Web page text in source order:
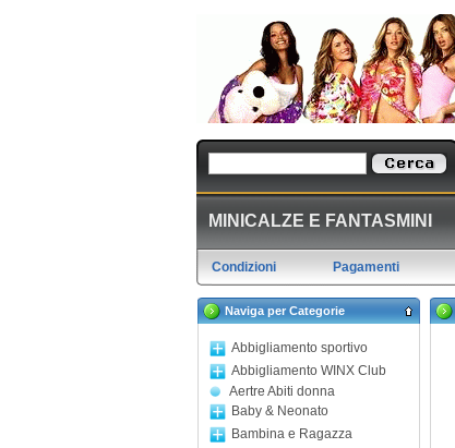
MINICALZE E FANTASMINI
Condizioni Pagamenti
Naviga per Categorie
Abbigliamento sportivo
Abbigliamento WINX Club
Aertre Abiti donna
Baby & Neonato
Bambina e Ragazza